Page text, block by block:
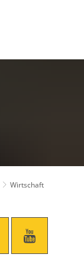
Wirtschaft